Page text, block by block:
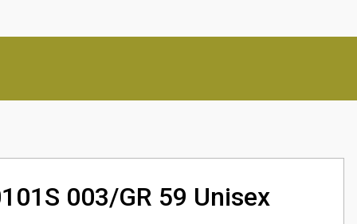
003/GR 59 Unisex